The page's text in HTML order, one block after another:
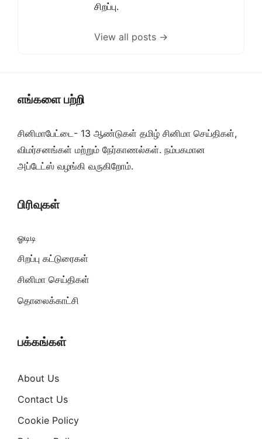
சிறப்பு.
View all posts →
எங்களை பற்றி
சினிமாபேட்டை- 13 ஆண்டுகள் தமிழ் சினிமா செய்திகள்,
விமர்சனங்கள் மற்றும் நேர்காணல்கள். நம்பகமான
அப்டேட்ஸ் வழங்கி வருகிறோம்.
பிரிவுகள்
ஓடிடி
சிறப்பு கட்டுரைகள்
சினிமா செய்திகள்
தொலைக்காட்சி
பக்கங்கள்
About Us
Contact Us
Cookie Policy